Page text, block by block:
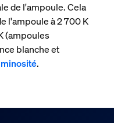
de l'ampoule. Cela
l'ampoule à 2 700 K
(ampoules
blanche et
.